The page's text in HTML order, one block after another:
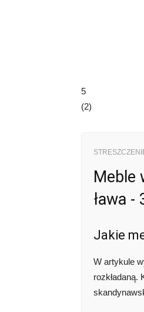
5
(2)
Meble
ława -
Jakie
W artykule